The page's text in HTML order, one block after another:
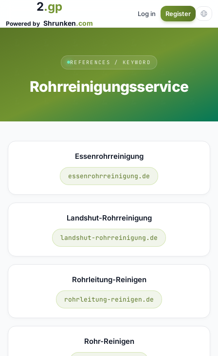
2.gp
Powered by Shrunken.com
Log in Register
REFERENCES / KEYWORD
Rohrreinigungsservice
Essenrohrreinigung
essenrohrreinigung.de
Landshut-Rohrreinigung
landshut-rohrreinigung.de
Rohrleitung-Reinigen
rohrleitung-reinigen.de
Rohr-Reinigen